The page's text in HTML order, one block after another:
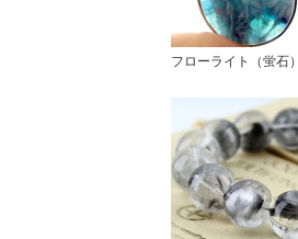
フローライト（蛍石）